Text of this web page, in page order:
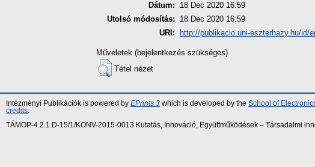
Dátum:
18 Dec 2020 16:59
Utolsó módosítás:
18 Dec 2020 16:59
URI:
http://publikacio.uni-eszterhazy.hu/id/
Műveletek (bejelentkezés szükséges)
Tétel nézet
Intézményi Publikációk is powered by EPrints 3 which is developed by the School of
credits
TÁMOP-4.2.1.D-15/1/KONV-2015-0013 Kutatás, Innováció, Együttműködések – Társadalmi